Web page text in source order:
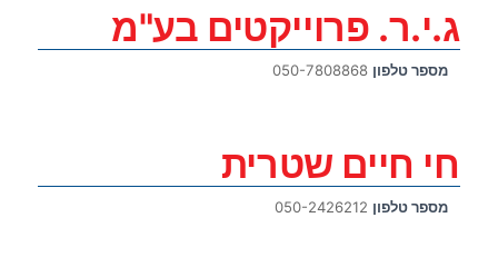
ג.י.ר. פרוייקטים בע"מ
מספר טלפון 050-7808868
חי חיים שטרית
מספר טלפון 050-2426212